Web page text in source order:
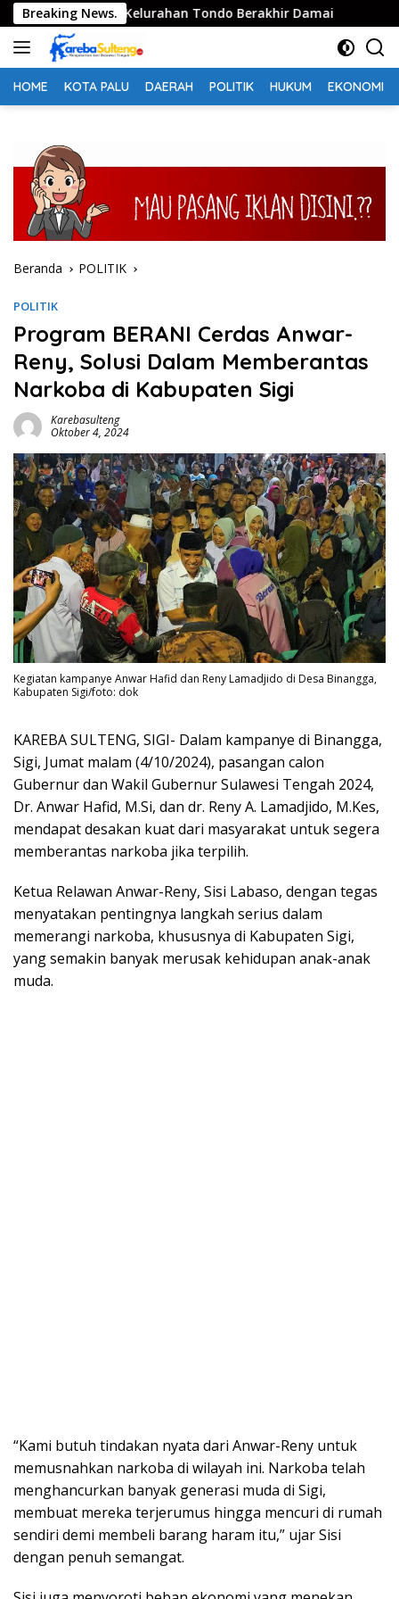
Langsung
ke
konten
Breaking News.
Warga Kelurahan Tondo Berakhir Damai
HOME KOTA PALU DAERAH POLITIK HUKUM EKONOMI
Beranda POLITIK
POLITIK
Program BERANI Cerdas Anwar-
Reny, Solusi Dalam Memberantas
Narkoba di Kabupaten Sigi
Karebasulteng
Oktober 4, 2024
Kegiatan kampanye Anwar Hafid dan Reny Lamadjido di Desa Binangga,
Kabupaten Sigi/foto: dok
KAREBA SULTENG, SIGI- Dalam kampanye di Binangga,
Sigi, Jumat malam (4/10/2024), pasangan calon
Gubernur dan Wakil Gubernur Sulawesi Tengah 2024,
Dr. Anwar Hafid, M.Si, dan dr. Reny A. Lamadjido, M.Kes,
mendapat desakan kuat dari masyarakat untuk segera
memberantas narkoba jika terpilih.
Ketua Relawan Anwar-Reny, Sisi Labaso, dengan tegas
menyatakan pentingnya langkah serius dalam
memerangi narkoba, khususnya di Kabupaten Sigi,
yang semakin banyak merusak kehidupan anak-anak
muda.
“Kami butuh tindakan nyata dari Anwar-Reny untuk
memusnahkan narkoba di wilayah ini. Narkoba telah
menghancurkan banyak generasi muda di Sigi,
membuat mereka terjerumus hingga mencuri di rumah
sendiri demi membeli barang haram itu,” ujar Sisi
dengan penuh semangat.